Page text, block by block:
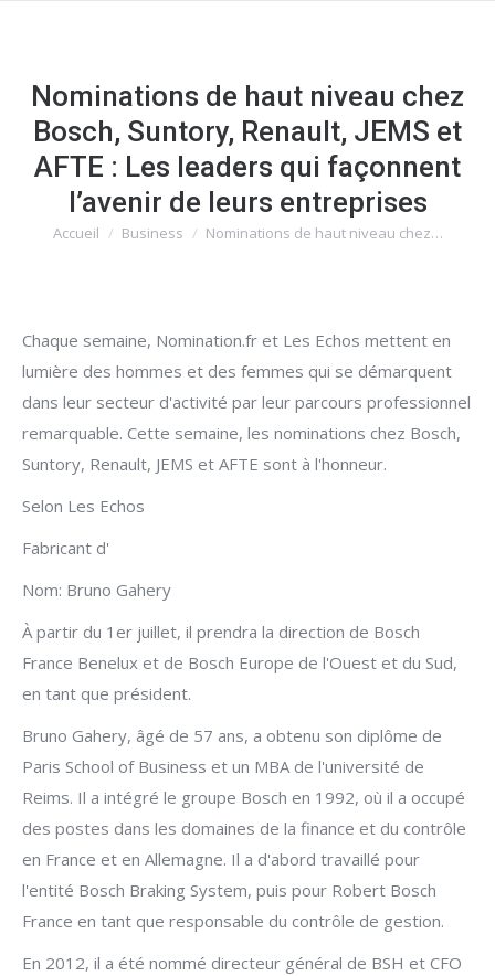
Nominations de haut niveau chez
Bosch, Suntory, Renault, JEMS et
AFTE : Les leaders qui façonnent
l’avenir de leurs entreprises
Vous êtes ici :
Accueil Business Nominations de haut niveau chez…
Chaque semaine, Nomination.fr et Les Echos mettent en
lumière des hommes et des femmes qui se démarquent
dans leur secteur d'activité par leur parcours professionnel
remarquable. Cette semaine, les nominations chez Bosch,
Suntory, Renault, JEMS et AFTE sont à l'honneur.
Selon Les Echos
Fabricant d'
Nom: Bruno Gahery
À partir du 1er juillet, il prendra la direction de Bosch
France Benelux et de Bosch Europe de l'Ouest et du Sud,
en tant que président.
Bruno Gahery, âgé de 57 ans, a obtenu son diplôme de
Paris School of Business et un MBA de l'université de
Reims. Il a intégré le groupe Bosch en 1992, où il a occupé
des postes dans les domaines de la finance et du contrôle
en France et en Allemagne. Il a d'abord travaillé pour
l'entité Bosch Braking System, puis pour Robert Bosch
France en tant que responsable du contrôle de gestion.
En 2012, il a été nommé directeur général de BSH et CFO